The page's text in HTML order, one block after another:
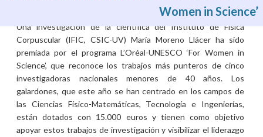
Women in Science’
Una investigación de la científica del Instituto de Física
Corpuscular (IFIC, CSIC-UV) María Moreno Llácer ha sido
premiada por el programa L’Oréal-UNESCO ‘For Women in
Science’, que reconoce los trabajos más punteros de cinco
investigadoras nacionales menores de 40 años. Los
galardones, que este año se han centrado en los campos de
las Ciencias Físico-Matemáticas, Tecnología e Ingenierías,
están dotados con 15.000 euros y tienen como objetivo
apoyar estos trabajos de investigación y visibilizar el liderazgo